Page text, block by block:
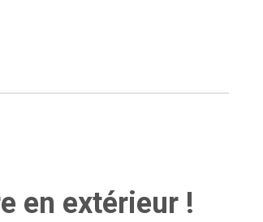
en extérieur !